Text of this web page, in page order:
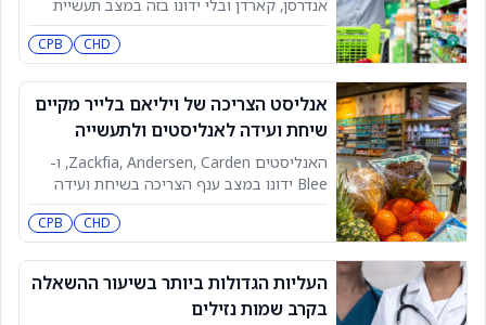
אנדרסן, קארדן ובלי ידונו בזה במצב תעשיית
הצריכה בשיחת ועידה אנליסטים/תעשייה
שמתוכננת ל-14 ביולי בשעה 10:00 בבוקר.
קישור לשידור
CHD
CPB
אנליסט הצריכה של ויליאם בלייר מקיים
שיחת ועידה לאנליסטים ולתעשייה
האנליסטים Zackfia, Andersen, Carden, ו-
Blee ידונו במצב ענף הצריכה בשיחת ועידה
לאנליסטים ולתעשייה שתתקיים ב-14 ביולי
בשעה 10:00. קישור לשידור המקוון פורסם
לראשונה ב-TheFly – מקור מידע סופי לחדשות
פיננסיות מתפרצות בזמן אמת שמניעות את
השוק. נסו עכשיו>> ראו את המניות המובילות
שמומלצות על ידי אנליסטים >> קראו עוד על
CHD
CPB
העליות הגדולות ביותר בשיעור ההשאלה
בקרב שמות נזילים